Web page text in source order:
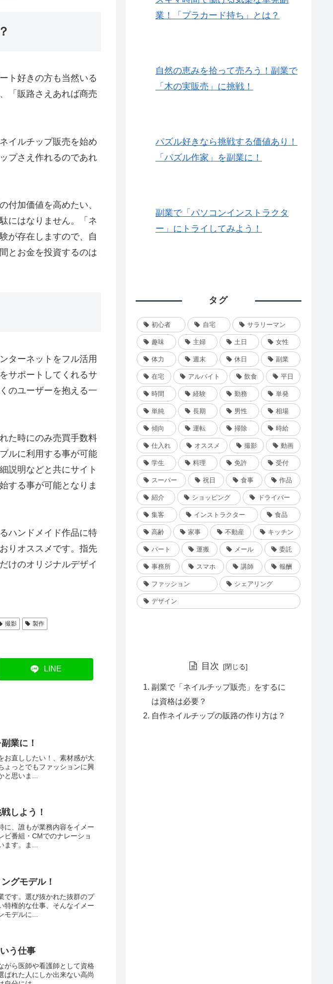
ト好きの方も当然いる
「販路さえあれば商売
イルチップ販売を始め
プさえ作れるのであれ
付加価値を高めたい、
にはなりません。「ネ
が存在しますので、自
とお金を投資するのは
ターネットをフル活用
サポートしてくれるサ
のユーザーを抱える一
た時にのみ売買手数料
ルに利用する事が可能
説明などと共にサイト
する事が可能となりま
ハンドメイド作品に特
りオススメです。指先
けのオリジナルデザイ
撮影 製作
LINE
業に！
お直ししたい！、素材感が大
ょっとでもファッションに興
思いま...
しよう！
に、誰もが業務内容をイメー
ビ番組・CMでのナレーショ
ます。ま...
グモデル！
です。選び抜かれた抜群のプ
特権的な仕事、そんなイメー
デルに...
う仕事
がら医師や看護師として資格
ばれた人にしか出来ない高尚
業！「プラカード持ち」とは？
自然の恵みを拾って売ろう！副業で
「木の実販売」に挑戦！
パズル好きなら挑戦する価値あり！
「パズル作家」を副業に！
副業で「パソコンインストラクタ
ー」にトライしてみよう！
タグ
初心者 自宅 サラリーマン
趣味 主婦 土日 女性
体力 週末 休日 副業
在宅 アルバイト 飲食 平日
時間 経験 勤務 単発
単純 長期 男性 相場
傾向 運転 掃除 時給
仕入れ オススメ 撮影 動画
学生 料理 免許 受付
スーパー 祝日 食事 作品
紹介 ショッピング ドライバー
集客 インストラクター 食品
高齢 家事 不動産 キッチン
パート 運搬 メール 委託
事務所 スマホ 講師 報酬
ファッション シェアリング
デザイン
目次
副業で「ネイルチップ販売」をするに
は資格は必要？
自作ネイルチップの販路の作り方は？